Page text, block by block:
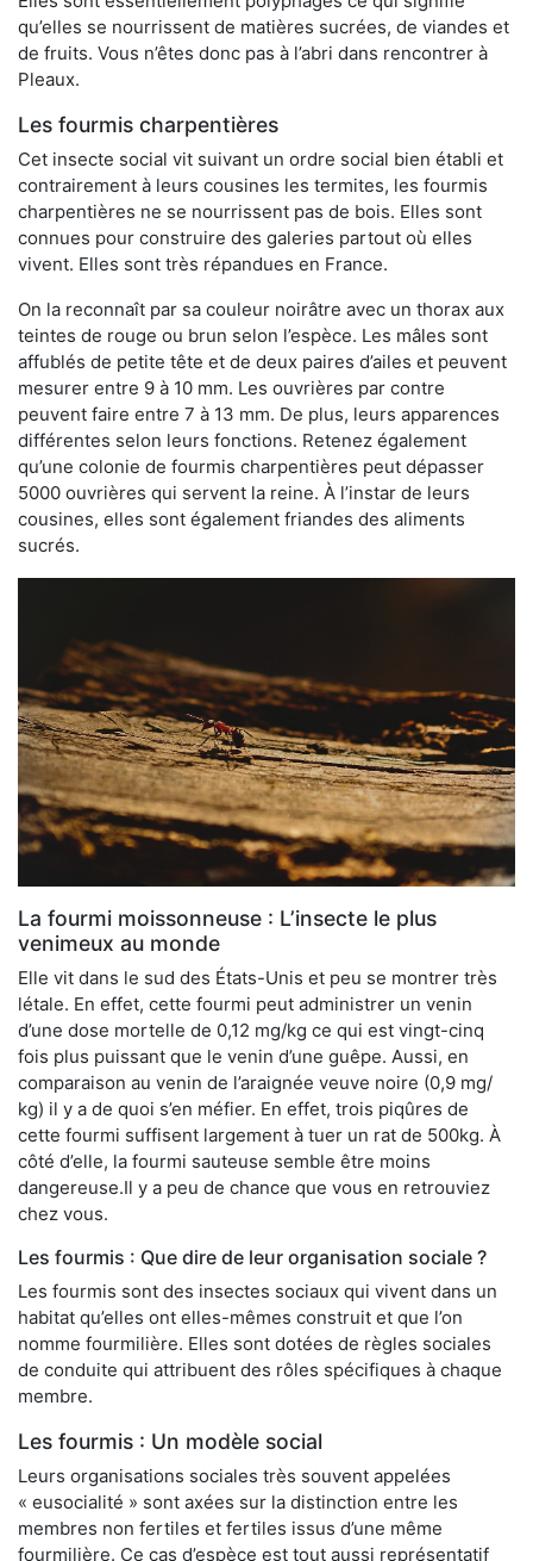
qu’elles se nourrissent de matières sucrées, de viandes et
de fruits. Vous n’êtes donc pas à l’abri dans rencontrer à
Pleaux.
Les fourmis charpentières
Cet insecte social vit suivant un ordre social bien établi et
contrairement à leurs cousines les termites, les fourmis
charpentières ne se nourrissent pas de bois. Elles sont
connues pour construire des galeries partout où elles
vivent. Elles sont très répandues en France.
On la reconnaît par sa couleur noirâtre avec un thorax aux
teintes de rouge ou brun selon l’espèce. Les mâles sont
affublés de petite tête et de deux paires d’ailes et peuvent
mesurer entre 9 à 10 mm. Les ouvrières par contre
peuvent faire entre 7 à 13 mm. De plus, leurs apparences
différentes selon leurs fonctions. Retenez également
qu’une colonie de fourmis charpentières peut dépasser
5000 ouvrières qui servent la reine. À l’instar de leurs
cousines, elles sont également friandes des aliments
sucrés.
La fourmi moissonneuse : L’insecte le plus
venimeux au monde
Elle vit dans le sud des États-Unis et peu se montrer très
létale. En effet, cette fourmi peut administrer un venin
d’une dose mortelle de 0,12 mg/kg ce qui est vingt-cinq
fois plus puissant que le venin d’une guêpe. Aussi, en
comparaison au venin de l’araignée veuve noire (0,9 mg/
kg) il y a de quoi s’en méfier. En effet, trois piqûres de
cette fourmi suffisent largement à tuer un rat de 500kg. À
côté d’elle, la fourmi sauteuse semble être moins
dangereuse.Il y a peu de chance que vous en retrouviez
chez vous.
Les fourmis : Que dire de leur organisation sociale ?
Les fourmis sont des insectes sociaux qui vivent dans un
habitat qu’elles ont elles-mêmes construit et que l’on
nomme fourmilière. Elles sont dotées de règles sociales
de conduite qui attribuent des rôles spécifiques à chaque
membre.
Les fourmis : Un modèle social
Leurs organisations sociales très souvent appelées
« eusocialité » sont axées sur la distinction entre les
membres non fertiles et fertiles issus d’une même
fourmilière. Ce cas d’espèce est tout aussi représentatif